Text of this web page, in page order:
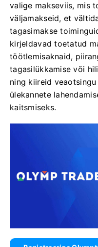
valige makseviis, mis
väljamakseid, et
tagasimakse
kirjeldavad toetatud
töötlemisaknaid,
tagasilükkamise või
ning kiireid
ülekannete
kaitsmiseks.